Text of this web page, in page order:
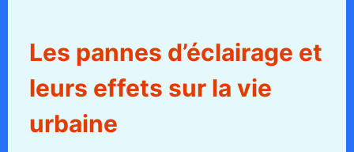
Les pannes d’éclairage et
leurs effets sur la vie
urbaine